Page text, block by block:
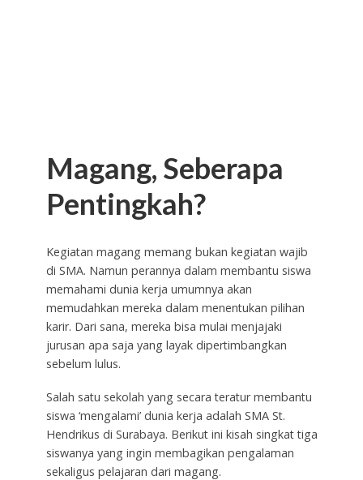
Magang, Seberapa
Pentingkah?
Kegiatan magang memang bukan kegiatan wajib
di SMA. Namun perannya dalam membantu siswa
memahami dunia kerja umumnya akan
memudahkan mereka dalam menentukan pilihan
karir. Dari sana, mereka bisa mulai menjajaki
jurusan apa saja yang layak dipertimbangkan
sebelum lulus.
Salah satu sekolah yang secara teratur membantu
siswa ‘mengalami’ dunia kerja adalah SMA St.
Hendrikus di Surabaya. Berikut ini kisah singkat tiga
siswanya yang ingin membagikan pengalaman
sekaligus pelajaran dari magang.